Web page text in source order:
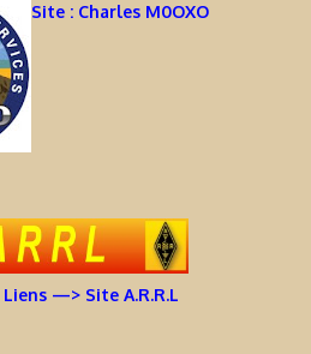
Site : Charles M0OXO
—> Site A.R.R.L